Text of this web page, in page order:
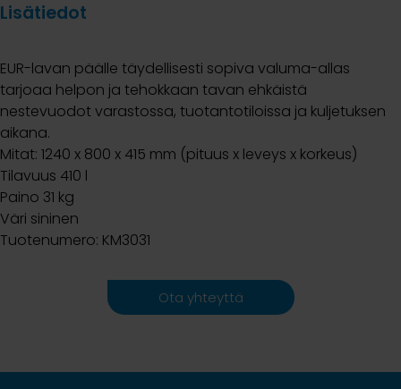
Lisätiedot
EUR-lavan päälle täydellisesti sopiva valuma-allas
tarjoaa helpon ja tehokkaan tavan ehkäistä
nestevuodot varastossa, tuotantotiloissa ja kuljetuksen
aikana.
Mitat: 1240 x 800 x 415 mm (pituus x leveys x korkeus)
Tilavuus 410 l
Paino 31 kg
Väri sininen
Tuotenumero: KM3031
Ota yhteyttä